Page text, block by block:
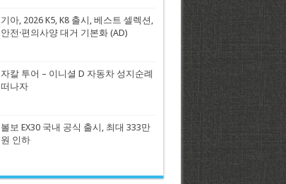
기아, 2026 K5, K8 출시, 베스트 셀렉션,
안전·편의사양 대거 기본화 (AD)
자칼 투어 – 이니셜 D 자동차 성지순례
떠나자
볼보 EX30 국내 공식 출시, 최대 333만
원 인하